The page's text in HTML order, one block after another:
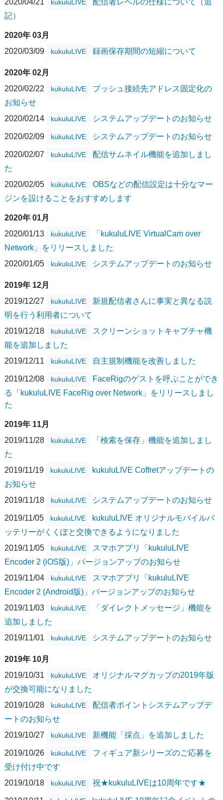
kukuluLIVE
記）
2020年 03月
2020/03/09
kukuluLIVE 録画保存期間の短縮について
2020年 02月
2020/02/22
kukuluLIVE
プッシュ接続先アドレス固定化の
お知らせ
2020/02/14
kukuluLIVE システムアップデートのお知らせ
2020/02/09 kukuluLIVE システムアップデートのお知らせ
2020/02/07 kukuluLIVE
配信サムネイル機能を追加しまし
た
2020/02/05
kukuluLIVE
OBSなどの配信設定は十分なマー
ジンを設けることをおすすめします
2020年 01月
2020/01/13
kukuluLIVE
「kukuluLIVE VirtualCam over
Network」をリリースしました
2020/01/05
kukuluLIVE システムアップデートのお知らせ
2019年 12月
2019/12/27
kukuluLIVE
新規配信者さんに事実と異なる説
明を行う利用者について
2019/12/18
kukuluLIVE
スクリーンショットキャプチャ機
能を追加しました
2019/12/11
kukuluLIVE 自主規制機能を改善しました
2019/12/08 kukuluLIVE
FaceRigのゲストを呼ぶことができ
る「kukuluLIVE FaceRig over Network」をリリースしまし
た
2019年 11月
2019/11/28
kukuluLIVE
「検索を保存」機能を追加しまし
た
2019/11/19
kukuluLIVE
kukuluLIVE Coffretアップデートの
お知らせ
2019/11/18
kukuluLIVE システムアップデートのお知らせ
2019/11/05 kukuluLIVE
kukuluLIVE オリジナルモバイルバ
ッテリーがくくぽと交換できるようになりました
2019/11/05
kukuluLIVE
スマホアプリ「kukuluLIVE
Encoder 2 (iOS版)」バージョンアップのお知らせ
2019/11/04
kukuluLIVE
スマホアプリ「kukuluLIVE
Encoder 2 (Android版)」バージョンアップのお知らせ
2019/11/03
kukuluLIVE
「ダイレクトメッセージ」機能を
追加しました
2019/11/01
kukuluLIVE システムアップデートのお知らせ
2019年 10月
2019/10/31
kukuluLIVE
オリジナルマグカップの2019年版
が交換可能になりました
2019/10/28
kukuluLIVE
配信者ポイントシステムアップデ
ートのお知らせ
2019/10/27
kukuluLIVE 新機能「採点」を追加しました
2019/10/26 kukuluLIVE
フィギュア新シリーズのご応募を
受け付け中です
2019/10/18
kukuluLIVE 祝★kukuluLIVEは10周年です★